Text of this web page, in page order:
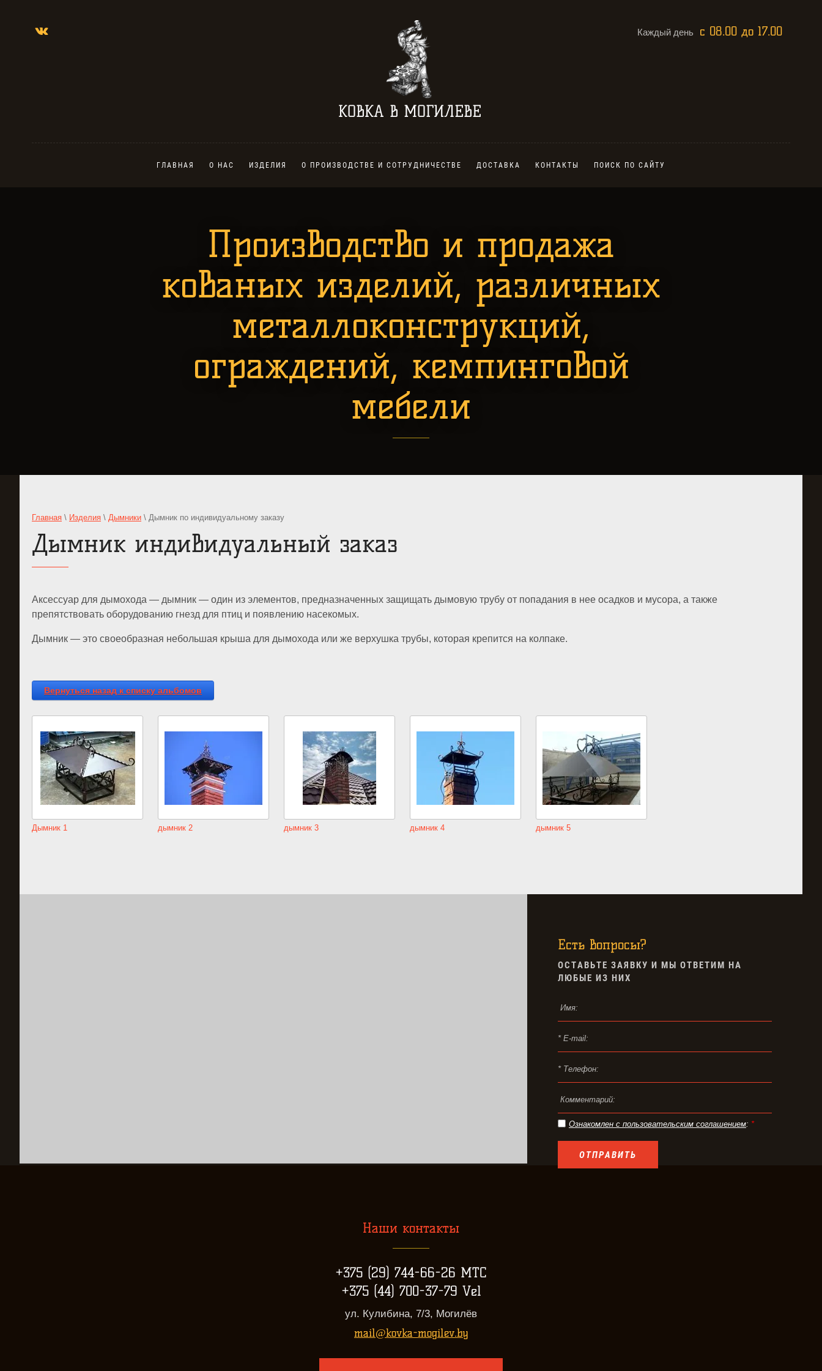
КОВКА В МОГИЛЕВЕ
Каждый день с 08.00 до 17.00
ГЛАВНАЯ О НАС ИЗДЕЛИЯ О ПРОИЗВОДСТВЕ И СОТРУДНИЧЕСТВЕ ДОСТАВКА КОНТАКТЫ ПОИСК ПО САЙТУ
Производство и продажа
кованых изделий, различных
металлоконструкций,
ограждений, кемпинговой
мебели
Главная \ Изделия \ Дымники \ Дымник по индивидуальному заказу
Дымник индивидуальный заказ
Аксессуар для дымохода — дымник — один из элементов, предназначенных защищать дымовую трубу от попадания в нее осадков и мусора, а также
препятствовать оборудованию гнезд для птиц и появлению насекомых.
Дымник — это своеобразная небольшая крыша для дымохода или же верхушка трубы, которая крепится на колпаке.
Вернуться назад к списку альбомов
Дымник 1 дымник 2 дымник 3 дымник 4 дымник 5
Есть вопросы?
ОСТАВЬТЕ ЗАЯВКУ И МЫ ОТВЕТИМ НА
ЛЮБЫЕ ИЗ НИХ
Ознакомлен с пользовательским соглашением: *
ОТПРАВИТЬ
Наши контакты
+375 (29) 744-66-26 МТС
+375 (44) 700-37-79 Vel
ул. Кулибина, 7/3, Могилёв
mail@kovka-mogilev.by